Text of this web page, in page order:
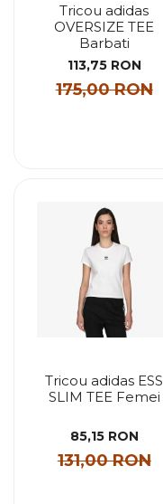
Tricou adidas
OVERSIZE TEE
Barbati
113,75 RON
175,00 RON
Tricou adidas ESS
SLIM TEE Femei
85,15 RON
131,00 RON